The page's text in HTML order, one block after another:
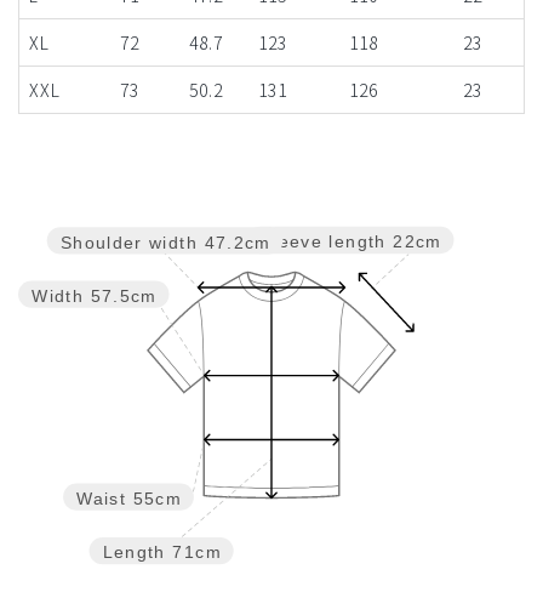
XL
72 48.7 123 118
23
XXL
73 50.2 131 126 23
Sleeve length 22cm
Length 71cm
Waist 55cm
Width 57.5cm
Shoulder width 47.2cm